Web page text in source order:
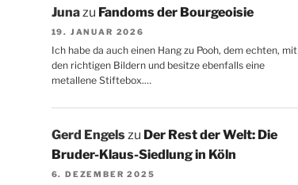
Junazu Fandoms der Bourgeoisie
19. JANUAR 2026
Ich habe da auch einen Hang zu Pooh, dem echten, mit
den richtigen Bildern und besitze ebenfalls eine
metallene Stiftebox.…
Gerd Engelszu Der Rest der Welt: Die
Bruder-Klaus-Siedlung in Köln
6. DEZEMBER 2025